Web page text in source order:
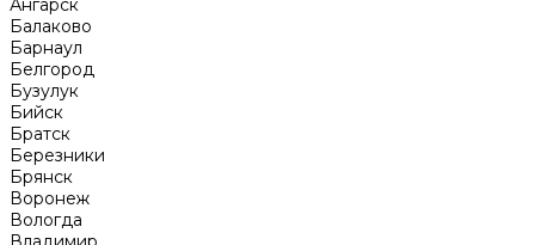
Ангарск
Балаково
Барнаул
Белгород
Бузулук
Бийск
Братск
Березники
Брянск
Воронеж
Вологда